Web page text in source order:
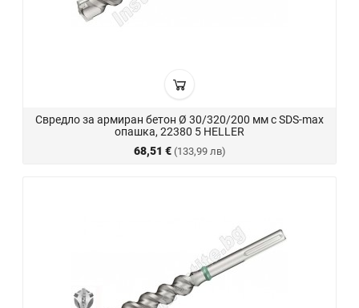
Свредло за армиран бетон Ø 30/320/200 мм с SDS-max
опашка, 22380 5 HELLER
68,51 € (133,99 лв)